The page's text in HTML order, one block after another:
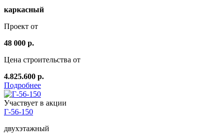
каркасный
Проект от
48 000 р.
Цена строительства от
4.825.600 р.
Подробнее
Участвует в акции
Г-56-150
двухэтажный